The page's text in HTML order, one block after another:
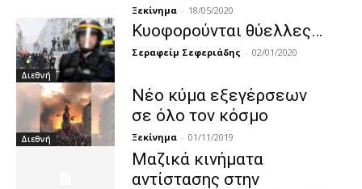
Ξεκίνημα - 18/05/2020
Διεθνή
Κυοφορούνται θύελλες…
Σεραφείμ Σεφεριάδης - 02/01/2020
Διεθνή
Νέο κύμα εξεγέρσεων
σε όλο τον κόσμο
Ξεκίνημα - 01/11/2019
Μαζικά κινήματα
αντίστασης στην